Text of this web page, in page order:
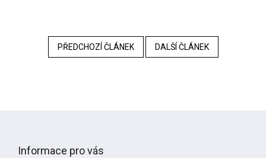
PŘEDCHOZÍ ČLÁNEK DALŠÍ ČLÁNEK
Informace pro vás